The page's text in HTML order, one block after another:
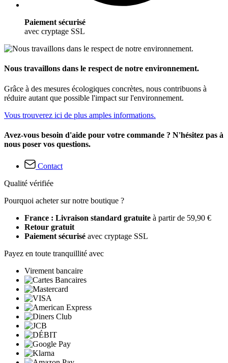
Paiement sécurisé
avec cryptage SSL
Nous travaillons dans le respect de notre environnement.
Grâce à des mesures écologiques concrètes, nous contribuons à
réduire autant que possible l'impact sur l'environnement.
Vous trouverez ici de plus amples informations.
Avez-vous besoin d'aide pour votre commande ? N'hésitez pas à
nous poser vos questions.
Contact
Qualité vérifiée
Pourquoi acheter sur notre boutique ?
France : Livraison standard gratuite à partir de 59,90 €
Retour gratuit
Paiement sécurisé avec cryptage SSL
Payez en toute tranquillité avec
Virement bancaire